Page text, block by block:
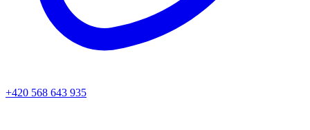
+420 568 643 935